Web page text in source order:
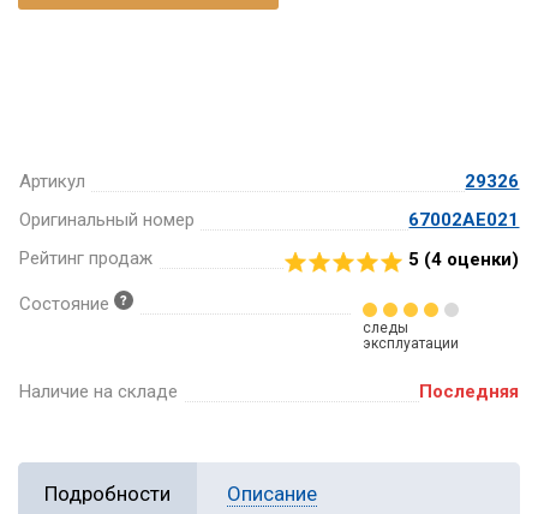
Артикул
29326
Оригинальный номер
67002AE021
Рейтинг продаж
5 (4 оценки)
Состояние
следы
эксплуатации
Наличие на складе Последняя
Подробности Описание